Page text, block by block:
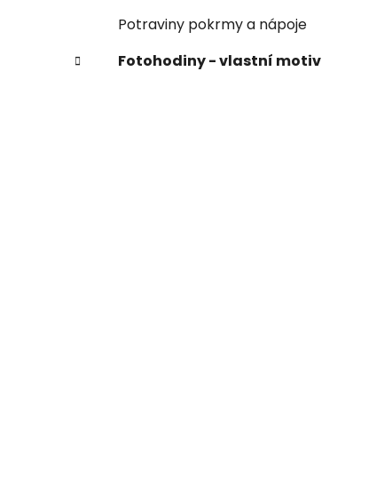
Potraviny pokrmy a nápoje
Fotohodiny - vlastní motiv